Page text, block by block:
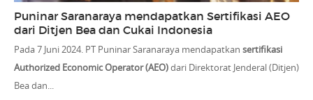
Puninar Saranaraya mendapatkan Sertifikasi AEO
dari Ditjen Bea dan Cukai Indonesia
Pada 7 Juni 2024. PT Puninar Saranaraya mendapatkan sertifikasi
Authorized Economic Operator (AEO)dari Direktorat Jenderal (Ditjen)
Bea dan...